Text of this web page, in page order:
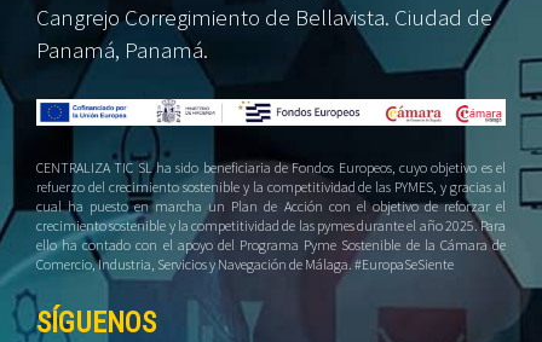
Cangrejo Corregimiento de Bellavista. Ciudad de
Panamá, Panamá.
CENTRALIZA TIC SL ha sido beneficiaria de Fondos Europeos, cuyo objetivo es el
refuerzo del crecimiento sostenible y la competitividad de las PYMES, y gracias al
cual ha puesto en marcha un Plan de Acción con el objetivo de reforzar el
crecimiento sostenible y la competitividad de las pymes durante el año 2025. Para
ello ha contado con el apoyo del Programa Pyme Sostenible de la Cámara de
Comercio, Industria, Servicios y Navegación de Málaga. #EuropaSeSiente
SÍGUENOS